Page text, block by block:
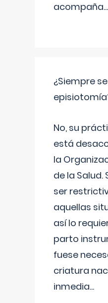
acompaña...
¿Siempre
No, su
está
la
de la Salud.
ser
aquellas
así lo
parto
fuese
criatura
inmedia...